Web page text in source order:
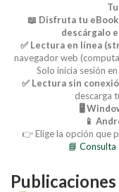
📖 Disfruta tu
descárgalo
✅ Lectura en línea
navegador web
Solo inicia sesión
✅ Lectura sin
descarga
🖥️
📱
👉 Elige la opción que
📘 Consulta